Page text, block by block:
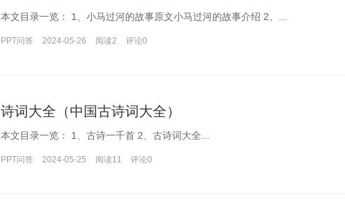
本文目录一览： 1、小马过河的故事原文小马过河的故事介绍 2、...
PPT问答 2024-05-26 阅读2 评论0
诗词大全（中国古诗词大全）
本文目录一览： 1、古诗一千首 2、古诗词大全...
PPT问答 2024-05-25 阅读11 评论0